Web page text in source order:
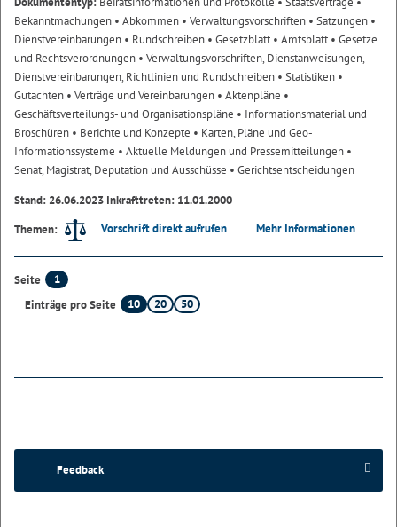
Bekanntmachungen • Abkommen • Verwaltungsvorschriften • Satzungen •
Dienstvereinbarungen • Rundschreiben • Gesetzblatt• Amtsblatt• Gesetze
und Rechtsverordnungen • Verwaltungsvorschriften, Dienstanweisungen,
Dienstvereinbarungen, Richtlinien und Rundschreiben • Statistiken •
Gutachten • Verträge und Vereinbarungen • Aktenpläne •
Geschäftsverteilungs- und Organisationspläne • Informationsmaterial und
Broschüren • Berichte und Konzepte • Karten, Pläne und Geo-
Informationssysteme • Aktuelle Meldungen und Pressemitteilungen •
Senat, Magistrat, Deputation und Ausschüsse • Gerichtsentscheidungen
Stand: 26.06.2023 Inkrafttreten: 11.01.2000
Themen:
Vorschrift direkt aufrufen Mehr Informationen
Seite
1
Einträge pro Seite
10 20 50
Feedback